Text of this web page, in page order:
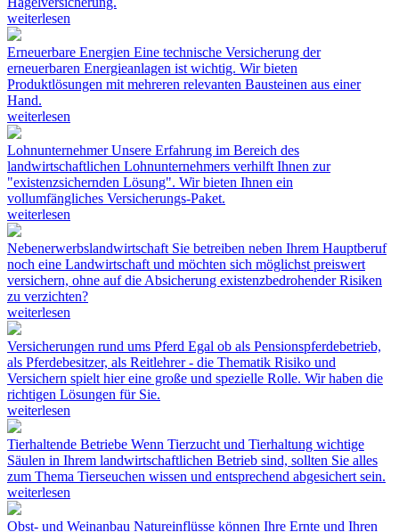
weiterlesen
Erneuerbare Energien Eine technische Versicherung der
erneuerbaren Energieanlagen ist wichtig. Wir bieten
Produktlösungen mit mehreren relevanten Bausteinen aus einer
Hand.
weiterlesen
LohnunternehmerUnsere Erfahrung im Bereich des
landwirtschaftlichen Lohnunternehmers verhilft Ihnen zur
"existenzsichernden Lösung". Wir bieten Ihnen ein
vollumfängliches Versicherungs-Paket.
weiterlesen
Nebenerwerbslandwirtschaft Sie betreiben neben Ihrem Hauptberuf
noch eine Landwirtschaft und möchten sich möglichst preiswert
versichern, ohne auf die Absicherung existenzbedrohender Risiken
zu verzichten?
weiterlesen
Versicherungen rund ums Pferd Egal ob als Pensionspferdebetrieb,
als Pferdebesitzer, als Reitlehrer - die Thematik Risiko und
Versichern spielt hier eine große und spezielle Rolle. Wir haben die
richtigen Lösungen für Sie.
weiterlesen
Tierhaltende Betriebe Wenn Tierzucht und Tierhaltung wichtige
Säulen in Ihrem landwirtschaftlichen Betrieb sind, sollten Sie alles
zum Thema Tierseuchen wissen und entsprechend abgesichert sein.
weiterlesen
Obst- und Weinanbau Natureinflüsse können Ihre Ernte und Ihren